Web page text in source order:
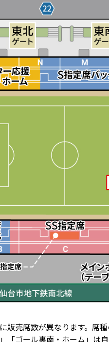
売席数が異なります。席
ゴール裏南・ホーム」は自